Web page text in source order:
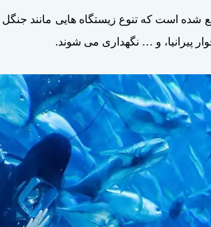
شده است که تنوع زیستگاه هایی مانند
پیرانیا، و … نگهداری می شوند.